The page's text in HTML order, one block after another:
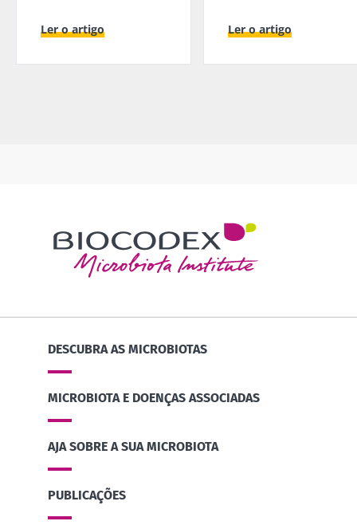
Ler o artigo
Ler o artigo
DESCUBRA AS MICROBIOTAS
MICROBIOTA E DOENÇAS ASSOCIADAS
AJA SOBRE A SUA MICROBIOTA
PUBLICAÇÕES